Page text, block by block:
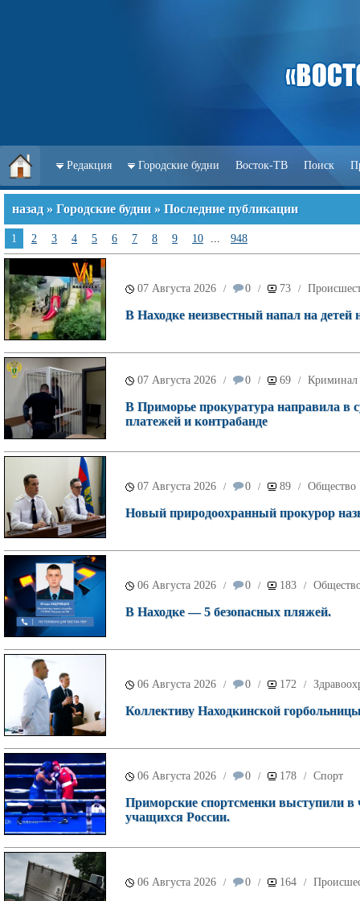
Редакция Городские будни Восток-ТВ Поиск
назад » Городские будни » Последние публикации
1 2 3 4 5 6 7 8 9 10 ... 948
07 Августа 2026 / 0 / 73 /
В Находке неизвестный напал на детей
07 Августа 2026 / 0 / 69 / Криминал
В Приморье прокуратура направила в
платежей и контрабанде
07 Августа 2026 / 0 / 89 / Общество
Новый природоохранный прокурор
06 Августа 2026 / 0 / 183 /
В Находке — 5 безопасных пляжей.
06 Августа 2026 / 0 / 172 /
Коллективу Находкинской
06 Августа 2026 / 0 / 178 / Спорт
Приморские спортсменки выступили в
учащихся России.
06 Августа 2026 / 0 / 164 /